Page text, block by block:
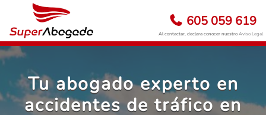
605 059 619
Al contactar, declara conocer nuestroAviso Legal
Tu abogado experto en
accidentes de tráfico en